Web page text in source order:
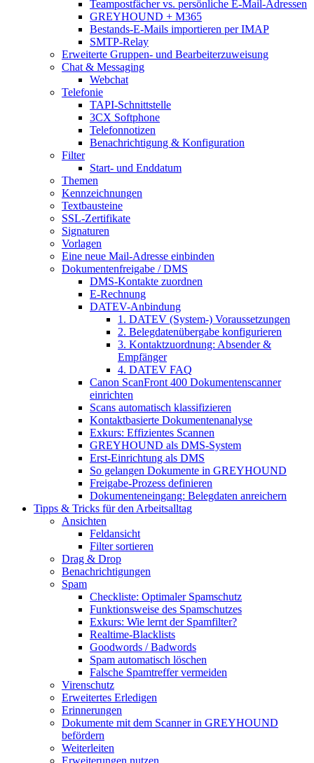
Teampostfächer vs. persönliche E-Mail-Adressen
GREYHOUND + M365
Bestands-E-Mails importieren per IMAP
SMTP-Relay
Erweiterte Gruppen- und Bearbeiterzuweisung
Chat & Messaging
Webchat
Telefonie
TAPI-Schnittstelle
3CX Softphone
Telefonnotizen
Benachrichtigung & Konfiguration
Filter
Start- und Enddatum
Themen
Kennzeichnungen
Textbausteine
SSL-Zertifikate
Signaturen
Vorlagen
Eine neue Mail-Adresse einbinden
Dokumentenfreigabe / DMS
DMS-Kontakte zuordnen
E-Rechnung
DATEV-Anbindung
1. DATEV (System-) Voraussetzungen
2. Belegdatenübergabe konfigurieren
3. Kontaktzuordnung: Absender &
Empfänger
4. DATEV FAQ
Canon ScanFront 400 Dokumentenscanner
einrichten
Scans automatisch klassifizieren
Kontaktbasierte Dokumentenanalyse
Exkurs: Effizientes Scannen
GREYHOUND als DMS-System
Erst-Einrichtung als DMS
So gelangen Dokumente in GREYHOUND
Freigabe-Prozess definieren
Dokumenteneingang: Belegdaten anreichern
Tipps & Tricks für den Arbeitsalltag
Ansichten
Feldansicht
Filter sortieren
Drag & Drop
Benachrichtigungen
Spam
Checkliste: Optimaler Spamschutz
Funktionsweise des Spamschutzes
Exkurs: Wie lernt der Spamfilter?
Realtime-Blacklists
Goodwords / Badwords
Spam automatisch löschen
Falsche Spamtreffer vermeiden
Virenschutz
Erweitertes Erledigen
Erinnerungen
Dokumente mit dem Scanner in GREYHOUND
befördern
Weiterleiten